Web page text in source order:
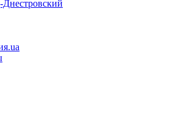
Днестровский